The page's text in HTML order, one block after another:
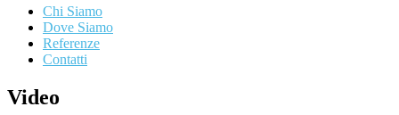
Chi Siamo
Dove Siamo
Referenze
Contatti
Video